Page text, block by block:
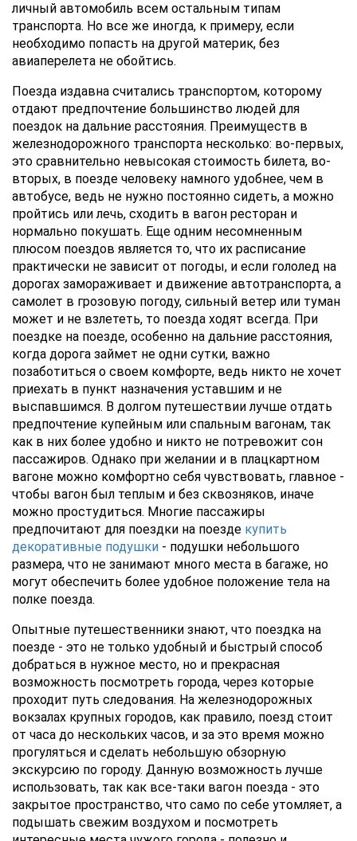
личный автомобиль всем остальным типам
транспорта. Но все же иногда, к примеру, если
необходимо попасть на другой материк, без
авиаперелета не обойтись.
Поезда издавна считались транспортом, которому
отдают предпочтение большинство людей для
поездок на дальние расстояния. Преимуществ в
железнодорожного транспорта несколько: во-первых,
это сравнительно невысокая стоимость билета, во-
вторых, в поезде человеку намного удобнее, чем в
автобусе, ведь не нужно постоянно сидеть, а можно
пройтись или лечь, сходить в вагон ресторан и
нормально покушать. Еще одним несомненным
плюсом поездов является то, что их расписание
практически не зависит от погоды, и если гололед на
дорогах замораживает и движение автотранспорта, а
самолет в грозовую погоду, сильный ветер или туман
может и не взлететь, то поезда ходят всегда. При
поездке на поезде, особенно на дальние расстояния,
когда дорога займет не одни сутки, важно
позаботиться о своем комфорте, ведь никто не хочет
приехать в пункт назначения уставшим и не
выспавшимся. В долгом путешествии лучше отдать
предпочтение купейным или спальным вагонам, так
как в них более удобно и никто не потревожит сон
пассажиров. Однако при желании и в плацкартном
вагоне можно комфортно себя чувствовать, главное -
чтобы вагон был теплым и без сквозняков, иначе
можно простудиться. Многие пассажиры
предпочитают для поездки на поезде купить
декоративные подушки - подушки небольшого
размера, что не занимают много места в багаже, но
могут обеспечить более удобное положение тела на
полке поезда.
Опытные путешественники знают, что поездка на
поезде - это не только удобный и быстрый способ
добраться в нужное место, но и прекрасная
возможность посмотреть города, через которые
проходит путь следования. На железнодорожных
вокзалах крупных городов, как правило, поезд стоит
от часа до нескольких часов, и за это время можно
прогуляться и сделать небольшую обзорную
экскурсию по городу. Данную возможность лучше
использовать, так как все-таки вагон поезда - это
закрытое пространство, что само по себе утомляет, а
подышать свежим воздухом и посмотреть